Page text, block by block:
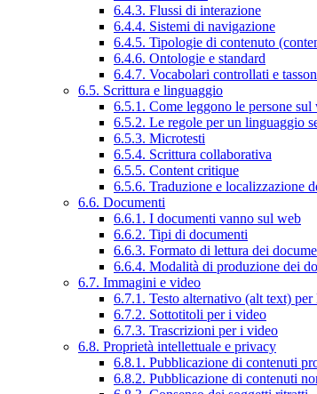
6.4.3. Flussi di interazione
6.4.4. Sistemi di navigazione
6.4.5. Tipologie di contenuto
6.4.6. Ontologie e standard
6.4.7. Vocabolari controllati e
6.5. Scrittura e linguaggio
6.5.1. Come leggono le persone sul
6.5.2. Le regole per un linguaggio
6.5.3. Microtesti
6.5.4. Scrittura collaborativa
6.5.5. Content critique
6.5.6. Traduzione e localizzazione
6.6. Documenti
6.6.1. I documenti vanno sul web
6.6.2. Tipi di documenti
6.6.3. Formato di lettura dei
6.6.4. Modalità di produzione dei
6.7. Immagini e video
6.7.1. Testo alternativo (alt text)
6.7.2. Sottotitoli per i video
6.7.3. Trascrizioni per i video
6.8. Proprietà intellettuale e privacy
6.8.1. Pubblicazione di contenuti
6.8.2. Pubblicazione di contenuti